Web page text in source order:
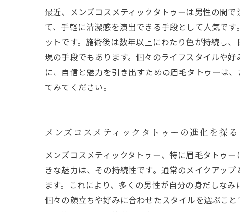
最近、メンズコスメティックタトゥーは男性の間
て、手軽に清潔感を演出できる手段として人気で
ットです。施術後は数年以上にわたり色が持続し
現の手段でもあります。個々のライフスタイルや
に、自信と魅力を引き出すための眉毛タトゥーは
てみてください。
メンズコスメティックタトゥーの進化を探る
メンズコスメティックタトゥー、特に眉毛タトゥ
きな魅力は、その持続性です。通常のメイクアッ
ます。これにより、多くの男性が自分の身だしな
個々の顔立ちや好みに合わせたスタイルを選ぶこ